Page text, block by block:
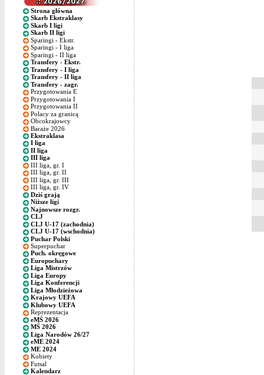
Strona główna
Skarb Ekstraklasy
Skarb I ligi
Skarb II ligi
Sparingi - Ekstr.
Sparingi - I liga
Sparingi - II liga
Transfery - Ekstr.
Transfery - I liga
Transfery - II liga
Transfery - zagr.
Przygotowania E
Przygotowania I
Przygotowania II
Polacy za granicą
Obcokrajowcy
Baraże 2026
Ekstraklasa
I liga
II liga
III liga
III liga, gr. I
III liga, gr. II
III liga, gr. III
III liga, gr. IV
Dziś grają
Niższe ligi
Najnowsze rozgr.
CLJ
CLJ U-17 (zachodnia)
CLJ U-17 (wschodnia)
Puchar Polski
Superpuchar
Puch. okręgowe
Europuchary
Liga Mistrzów
Liga Europy
Liga Konferencji
Liga Młodzieżowa
Krajowy UEFA
Klubowy UEFA
Reprezentacja
eMŚ 2026
MŚ 2026
Liga Narodów 26/27
eME 2024
ME 2024
Kobiety
Futsal
Kalendarz